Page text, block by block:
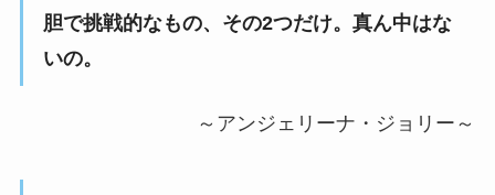
胆で挑戦的なもの、その2つだけ。真ん中はな
いの。
～アンジェリーナ・ジョリー～